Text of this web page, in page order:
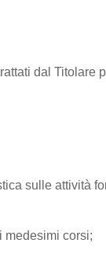
dal Titolare
sulle attività
corsi;